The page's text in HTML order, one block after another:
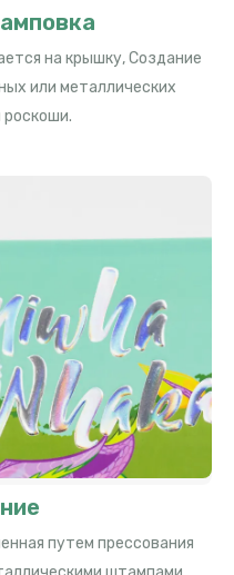
на крышку, Создание
или металлических
роскоши.
путем прессования